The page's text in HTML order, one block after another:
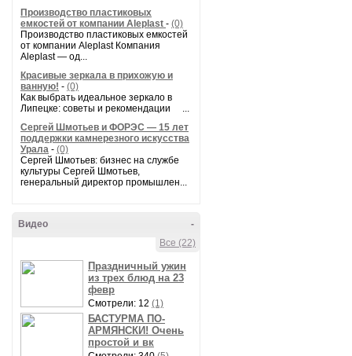
Производство пластиковых
емкостей от компании Aleplast - (0)
Производство пластиковых емкостей
от компании Aleplast Компания
Aleplast — од...
Красивые зеркала в прихожую и
ванную! - (0)
Как выбрать идеальное зеркало в
Липецке: советы и рекомендации ...
Сергей Шмотьев и ФОРЭС — 15 лет
поддержки камнерезного искусства
Урала - (0)
Сергей Шмотьев: бизнес на службе
культуры Сергей Шмотьев,
генеральный директор промышлен...
-
Видео
Все (22)
Праздничный ужин
из трех блюд на 23
февр
Смотрели: 12 (1)
БАСТУРМА ПО-
АРМЯНСКИ! Очень
простой и вк